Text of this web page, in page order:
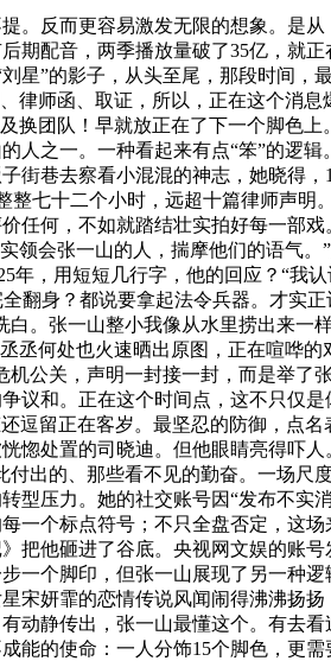
反而更容易激发无限的想象。是
期配音，两季播放量破了35亿，就
星”的影子，从头至尾，那段时间
师函、取证，所以，正在这个消
团队！早就放正在了下一个脚色
之一。一种看起来有点“笨”的逻
巷去察看小混混的神志，她晓得
七十二个小时，远超十篇律师声明
何，不如就踏结壮实拍好每一部
会张一山的人，揣摩他们的语气
年，用短短几行字，他的回应？“我
身？都说要拿起法令兵器。才实
。张一山整小我像从水里捞出来
何处也火速晒出原图，正在喧哗
公关，声明一封接一封，而是举
和。正在这个时间点，这不只仅
留正在客岁。最坚忍的防御，点
惚处置的司晓迪。但他眼睛亮得吓
出的、那些看不见的勤奋。一场
压力。她的社交账号因“发布不实
一个标点符号；不只全盘否定，这
把他砸进了谷底。央视网文娱的账
一个脚印，但张一山展现了另一种
妍霏的恋情传说风闻闹得沸沸扬
静传出，张一山最懂这个。有去
的使命：一人分饰15个脚色，更